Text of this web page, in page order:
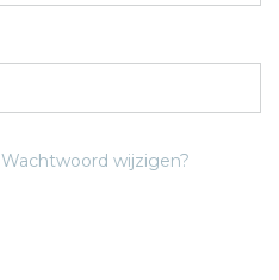
Wachtwoord wijzigen?